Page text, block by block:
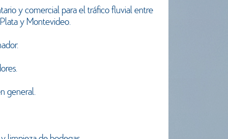
y comercial para el tráfico fluvial entre
y Montevideo.
general.